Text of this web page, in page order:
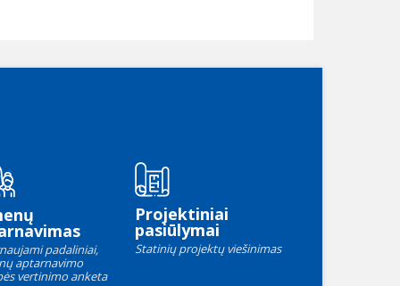
padaliniai,
aptarnavimo
vertinimo anketa
Projektiniai
pasiūlymai
Statinių projektų viešinimas